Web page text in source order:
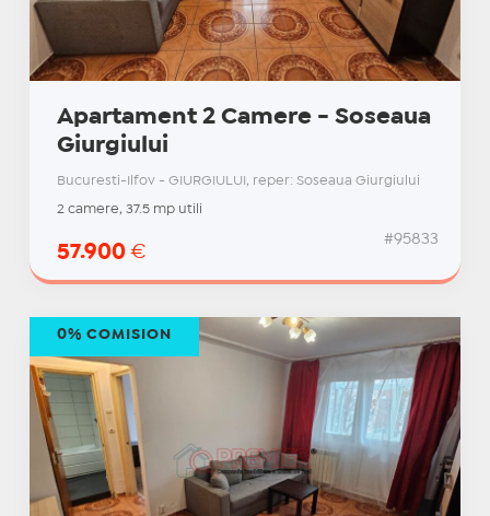
Apartament 2 Camere - Soseaua
Giurgiului
Bucuresti-Ilfov - GIURGIULUI, reper: Soseaua Giurgiului
2 camere, 37.5 mp utili
57.900 €
#95833
0% COMISION